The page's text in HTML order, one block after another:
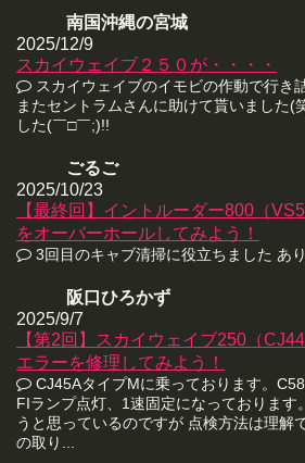
南国沖縄の宮城
2025/12/9
スカイウェイブ２５０が・・・・
スカイウェイブのイモビの作動で行き
またセントラムさんに助けて貰いました(
した(￣□￣;)!!
ごるご
2025/10/23
【最終回】イントルーダー800（
をオーバーホールしてみよう！
3回目のキャブ清掃に役立ちました あ
阪口ひろかず
2025/9/7
【第2回】スカイウェイブ250（
エラーを修理してみよう！
CJ45AタイプMに乗っております。
FIランプ点灯、1速固定になっております
うと思っているのですが 点検方法は理解
の取り...